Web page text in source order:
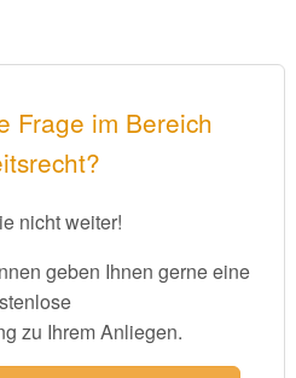
Frage im Bereich
nicht weiter!
geben Ihnen gerne eine
zu Ihrem Anliegen.